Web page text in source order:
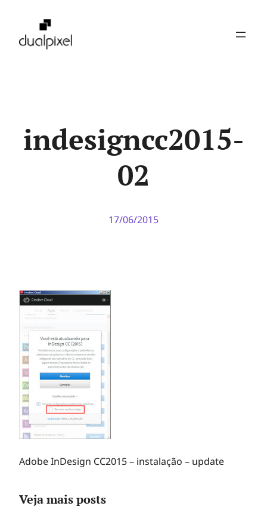
indesigncc2015-
02
17/06/2015
Adobe InDesign CC2015 – instalação – update
Veja mais posts